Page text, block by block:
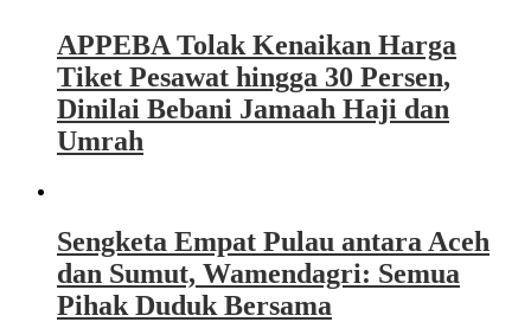
APPEBA Tolak Kenaikan Harga
Tiket Pesawat hingga 30 Persen,
Dinilai Bebani Jamaah Haji dan
Umrah
Sengketa Empat Pulau antara Aceh
dan Sumut, Wamendagri: Semua
Pihak Duduk Bersama